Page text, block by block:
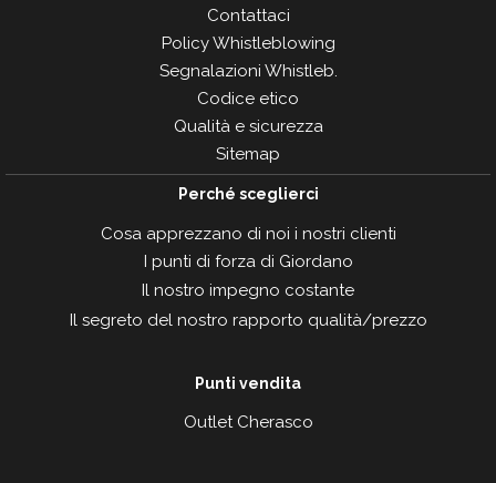
Contattaci
Policy Whistleblowing
Segnalazioni Whistleb.
Codice etico
Qualità e sicurezza
Sitemap
Perché sceglierci
Cosa apprezzano di noi i nostri clienti
I punti di forza di Giordano
Il nostro impegno costante
Il segreto del nostro rapporto qualità/prezzo
Punti vendita
Outlet Cherasco